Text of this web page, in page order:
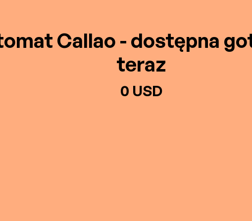
Callao - dostępna
teraz
0 USD